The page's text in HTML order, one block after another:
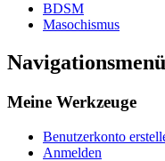
BDSM
Masochismus
Navigationsmenü
Meine Werkzeuge
Benutzerkonto
Anmelden